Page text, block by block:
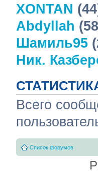
XONTAN
Abdyllah
Шамиль95
Ник.
Всего
Список форумов